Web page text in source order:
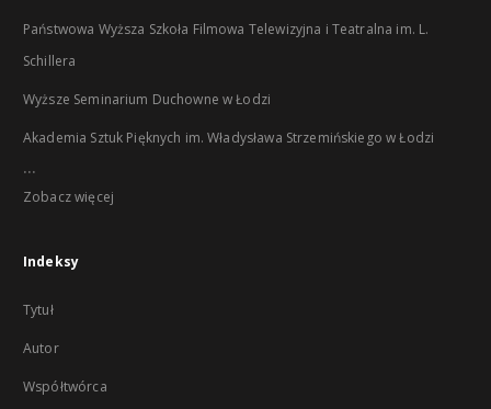
Państwowa Wyższa Szkoła Filmowa Telewizyjna i Teatralna im. L.
Schillera
Wyższe Seminarium Duchowne w Łodzi
Akademia Sztuk Pięknych im. Władysława Strzemińskiego w Łodzi
...
Zobacz więcej
Indeksy
Tytuł
Autor
Współtwórca